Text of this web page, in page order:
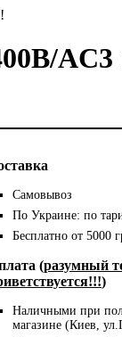
Самовывоз
По Украине: по
Бесплатно от 5000
(разумный
)
Наличными при
магазине (Киев,